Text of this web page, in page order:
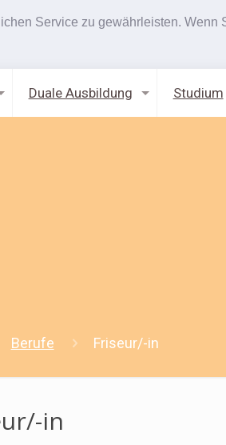
Service zu gewährleisten.
Duale Ausbildung Studium
Berufe Friseur/-in
in